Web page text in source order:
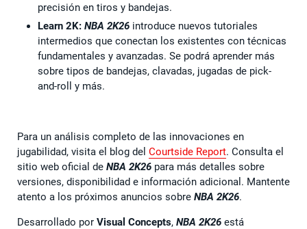
precisión en tiros y bandejas.
Learn 2K: NBA 2K26 introduce nuevos tutoriales
intermedios que conectan los existentes con técnicas
fundamentales y avanzadas. Se podrá aprender más
sobre tipos de bandejas, clavadas, jugadas de pick-
and-roll y más.
Para un análisis completo de las innovaciones en
jugabilidad, visita el blog del Courtside Report. Consulta el
sitio web oficial de NBA 2K26 para más detalles sobre
versiones, disponibilidad e información adicional. Mantente
atento a los próximos anuncios sobre NBA 2K26.
Desarrollado por Visual Concepts, NBA 2K26 está